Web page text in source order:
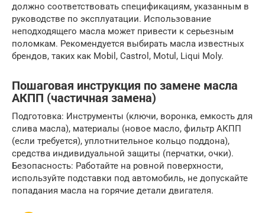
должно соответствовать спецификациям, указанным в
руководстве по эксплуатации. Использование
неподходящего масла может привести к серьезным
поломкам. Рекомендуется выбирать масла известных
брендов, таких как Mobil, Castrol, Motul, Liqui Moly.
Пошаговая инструкция по замене масла
АКПП (частичная замена)
Подготовка: Инструменты (ключи, воронка, емкость для
слива масла), материалы (новое масло, фильтр АКПП
(если требуется), уплотнительное кольцо поддона),
средства индивидуальной защиты (перчатки, очки).
Безопасность: Работайте на ровной поверхности,
используйте подставки под автомобиль, не допускайте
попадания масла на горячие детали двигателя.